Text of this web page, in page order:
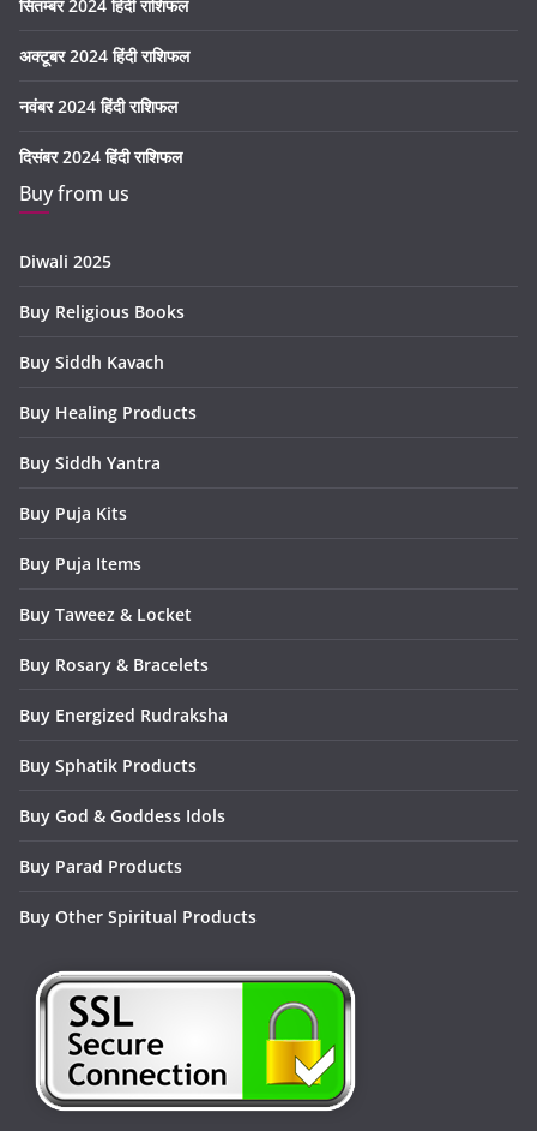
सितम्बर 2024 हिंदी राशिफल
अक्टूबर 2024 हिंदी राशिफल
नवंबर 2024 हिंदी राशिफल
दिसंबर 2024 हिंदी राशिफल
Buy from us
Diwali 2025
Buy Religious Books
Buy Siddh Kavach
Buy Healing Products
Buy Siddh Yantra
Buy Puja Kits
Buy Puja Items
Buy Taweez & Locket
Buy Rosary & Bracelets
Buy Energized Rudraksha
Buy Sphatik Products
Buy God & Goddess Idols
Buy Parad Products
Buy Other Spiritual Products